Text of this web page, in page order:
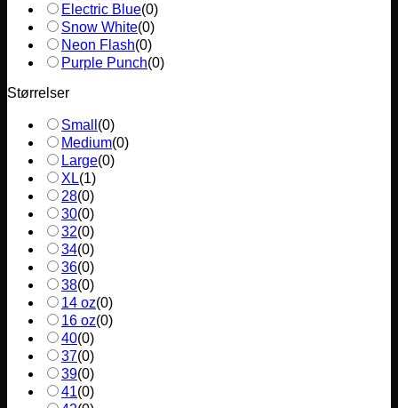
Electric Blue(0)
Snow White(0)
Neon Flash(0)
Purple Punch(0)
Størrelser
Small (0)
Medium(0)
Large(0)
XL(1)
28(0)
30(0)
32(0)
34(0)
36(0)
38(0)
14 oz(0)
16 oz(0)
40(0)
37(0)
39(0)
41(0)